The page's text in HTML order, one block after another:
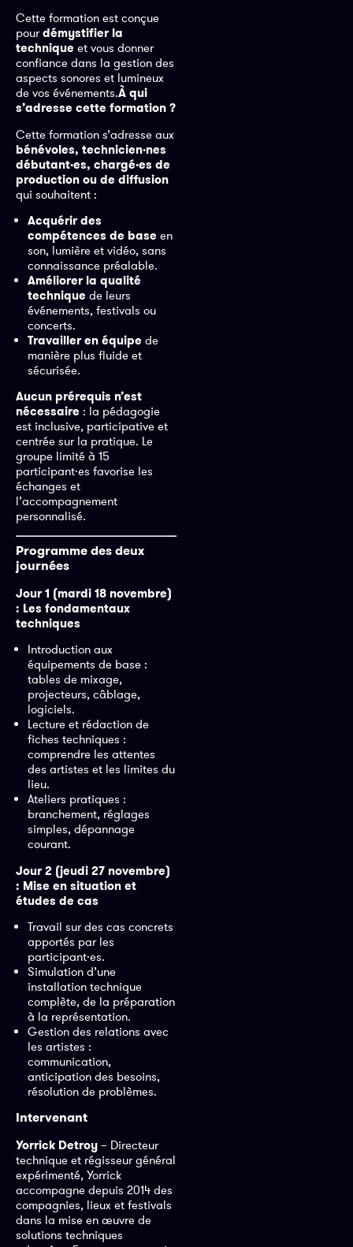
Cette formation est conçue
pourdémystifier la
technique et vous donner
confiance dans la gestion des
aspects sonores et lumineux
de vos événements.À qui
s’adresse cette formation ?
Cette formation s’adresse aux
bénévoles, technicien·nes
débutant·es, chargé·es de
production ou de diffusion
qui souhaitent :
Acquérir des
compétences de base en
son, lumière et vidéo, sans
connaissance préalable.
Améliorer la qualité
technique de leurs
événements, festivals ou
concerts.
Travailler en équipe de
manière plus fluide et
sécurisée.
Aucun prérequis n’est
nécessaire : la pédagogie
est inclusive, participative et
centrée sur la pratique. Le
groupe limité à 15
participant·es favorise les
échanges et
l’accompagnement
personnalisé.
Programme des deux
journées
Jour 1 (mardi 18 novembre)
: Les fondamentaux
techniques
Introduction aux
équipements de base :
tables de mixage,
projecteurs, câblage,
logiciels.
Lecture et rédaction de
fiches techniques :
comprendre les attentes
des artistes et les limites du
lieu.
Ateliers pratiques :
branchement, réglages
simples, dépannage
courant.
Jour 2 (jeudi 27 novembre)
: Mise en situation et
études de cas
Travail sur des cas concrets
apportés par les
participant·es.
Simulation d’une
installation technique
complète, de la préparation
à la représentation.
Gestion des relations avec
les artistes :
communication,
anticipation des besoins,
résolution de problèmes.
Intervenant
Yorrick Detroy – Directeur
technique et régisseur général
expérimenté, Yorrick
accompagne depuis 2014 des
compagnies, lieux et festivals
dans la mise en œuvre de
solutions techniques